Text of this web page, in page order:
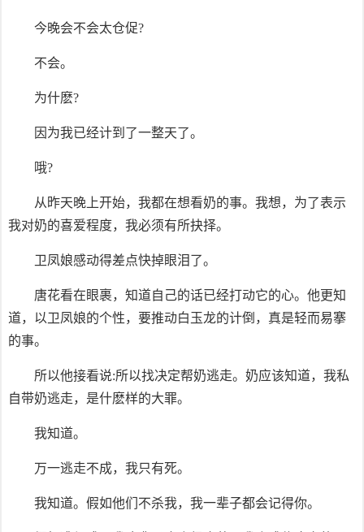
今晚会不会太仓促?
不会。
为什麽?
因为我已经计到了一整天了。
哦?
从昨天晚上开始，我都在想看奶的事。我想，为了表示
我对奶的喜爱程度，我必须有所抉择。
卫凤娘感动得差点快掉眼泪了。
唐花看在眼裹，知道自己的话已经打动它的心。他更知
道，以卫凤娘的个性，要推动白玉龙的计倒，真是轻而易搴
的事。
所以他接看说:所以找决定帮奶逃走。奶应该知道，我私
自带奶逃走，是什麽样的大罪。
我知道。
万一逃走不成，我只有死。
我知道。假如他们不杀我，我一辈子都会记得你。